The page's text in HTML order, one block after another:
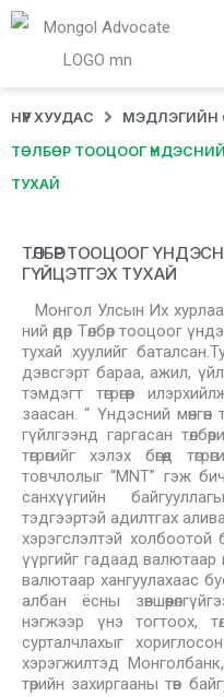
НҮҮР ХУУДАС МЭДЛЭГИЙН
ТӨЛБӨР ТООЦООГ
ТУХАЙ
ТӨЛБӨР ТООЦООГ
ГҮЙЦЭТГЭХ ТУХАЙ
Монгол Улсын Их
ний өдөр Төлбөр тооцоог
тухай хуулийг
дэвсгэрт бараа, ажил,
тэмдэгт төгрөгөөр
заасан. “ Үндэсний
гүйлгээнд гаргасан
төгрөгийг хэлэх бөгөөд
товчлолыг “MNT” гэж
санхүүгийн
тэдгээртэй адилтгах
хэрэгслэлтэй холбоотой
үүргийг гадаад валютаар
валютаар хангуулахаас
албан ёсны
нэгжээр үнэ тогтоох,
сурталчлахыг
хэрэгжилтэд
төрийн захиргааны төв